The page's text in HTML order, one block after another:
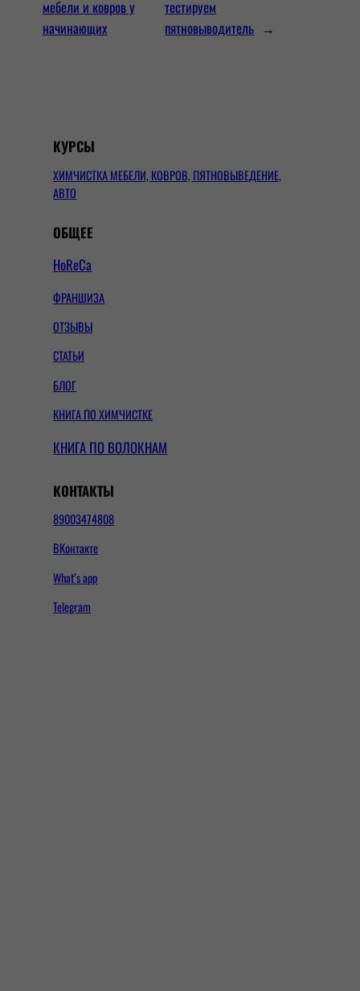
мебели и ковров у
начинающих
тестируем
пятновыводитель →
КУРСЫ
ХИМЧИСТКА МЕБЕЛИ, КОВРОВ, ПЯТНОВЫВЕДЕНИЕ,
АВТО
ОБЩЕЕ
HoReCa
ФРАНШИЗА
ОТЗЫВЫ
СТАТЬИ
БЛОГ
КНИГА ПО ХИМЧИСТКЕ
КНИГА ПО ВОЛОКНАМ
КОНТАКТЫ
89003474808
ВКонтакте
What’s app
Telegram